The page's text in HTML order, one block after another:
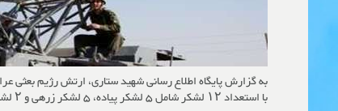
با استعداد ۱۲ لشکر شامل ۵ لشکر پیاده، ۵ لشکر زرهی و ۲ لشکر مکانیزه و همچنین ۱۵ تیپ مستقل شامل ۱۰ تیپ پیاده، یک تیپ زرهی، یک تیپ مکانیزه و ۳ تیپ نیروی مخصوص برای آغاز جنگ آماده شد.